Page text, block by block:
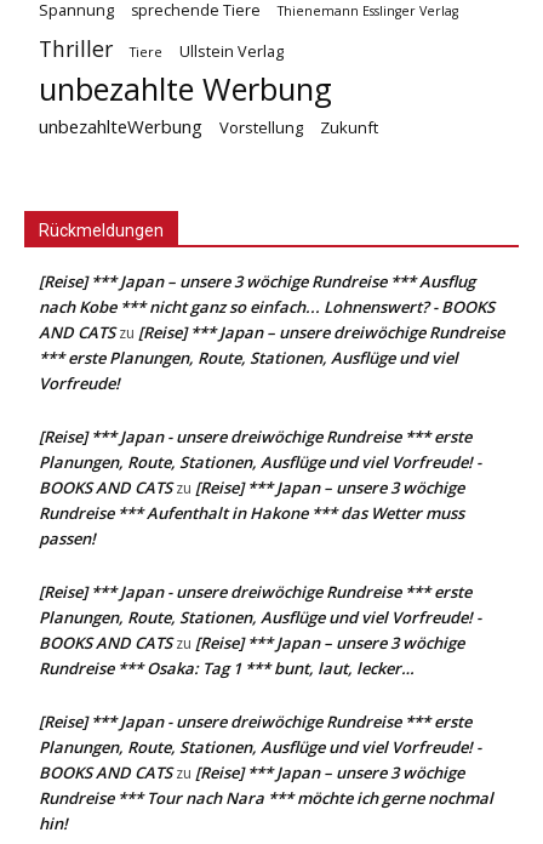
Spannung sprechende Tiere Thienemann Esslinger Verlag
Thriller Tiere Ullstein Verlag
unbezahlte Werbung
unbezahlteWerbung Vorstellung Zukunft
Rückmeldungen
[Reise] *** Japan – unsere 3 wöchige Rundreise *** Ausflug
nach Kobe *** nicht ganz so einfach... Lohnenswert? - BOOKS
AND CATSzu [Reise] *** Japan – unsere dreiwöchige Rundreise
*** erste Planungen, Route, Stationen, Ausflüge und viel
Vorfreude!
[Reise] *** Japan - unsere dreiwöchige Rundreise *** erste
Planungen, Route, Stationen, Ausflüge und viel Vorfreude! -
BOOKS AND CATSzu [Reise] *** Japan – unsere 3 wöchige
Rundreise *** Aufenthalt in Hakone *** das Wetter muss
passen!
[Reise] *** Japan - unsere dreiwöchige Rundreise *** erste
Planungen, Route, Stationen, Ausflüge und viel Vorfreude! -
BOOKS AND CATSzu [Reise] *** Japan – unsere 3 wöchige
Rundreise *** Osaka: Tag 1 *** bunt, laut, lecker…
[Reise] *** Japan - unsere dreiwöchige Rundreise *** erste
Planungen, Route, Stationen, Ausflüge und viel Vorfreude! -
BOOKS AND CATSzu [Reise] *** Japan – unsere 3 wöchige
Rundreise *** Tour nach Nara *** möchte ich gerne nochmal
hin!